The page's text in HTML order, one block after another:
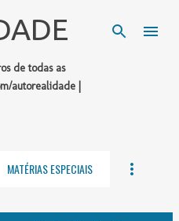
principal
de todas as
autorealidade |
MATÉRIAS ESPECIAIS